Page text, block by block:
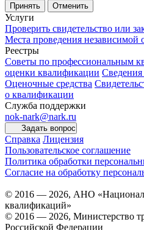
Принять Отменить
Услуги
Проверить свидетельство или
Места проведения независимой
Реестры
Советы по профессиональным
оценки квалификации
Оценочные средства
о квалификации
Служба поддержки
nok-nark@nark.ru
Задать вопрос
Справка Лицензия
Пользовательское соглашение
Политика обработки
Согласие на обработку
© 2016 — 2026, АНО
квалификаций»
© 2016 — 2026, Министерство
Российской Федерации